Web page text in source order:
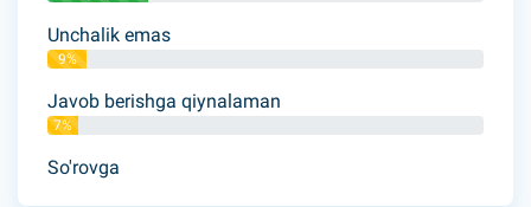
Unchalik emas
9%
Javob berishga qiynalaman
7%
So'rovga